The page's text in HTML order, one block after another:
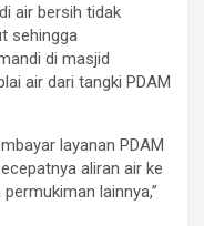
air bersih tidak
sehingga
di masjid
air dari tangki PDAM
layanan PDAM
aliran air ke
lainnya,”